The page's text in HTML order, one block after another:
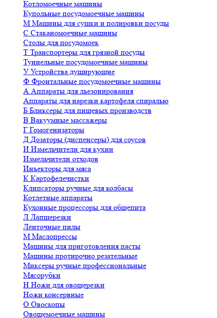
Котломоечные машины
Купольные посудомоечные машины
М Машины для сушки и полировки посуды
С Стаканомоечные машины
Столы для посудомоек
Т Транспортеры для грязной посуды
Туннельные посудомоечные машины
У Устройства душирующие
Ф Фронтальные посудомоечные машины
А Аппараты для льезонирования
Аппараты для нарезки картофеля спиралью
Б Бликсеры для пищевых производств
В Вакуумные массажеры
Г Гомогенизаторы
Д Дозаторы (диспенсеры) для соусов
И Измельчители для кухни
Измельчители отходов
Инъекторы для мяса
К Картофелечистки
Клипсаторы ручные для колбасы
Котлетные аппараты
Кухонные процессоры для общепита
Л Лапшерезки
Ленточные пилы
М Маслопрессы
Машины для приготовления пасты
Машины протирочно резательные
Миксеры ручные профессиональные
Мясорубки
Н Ножи для овощерезки
Ножи консервные
О Овоскопы
Овощемоечные машины